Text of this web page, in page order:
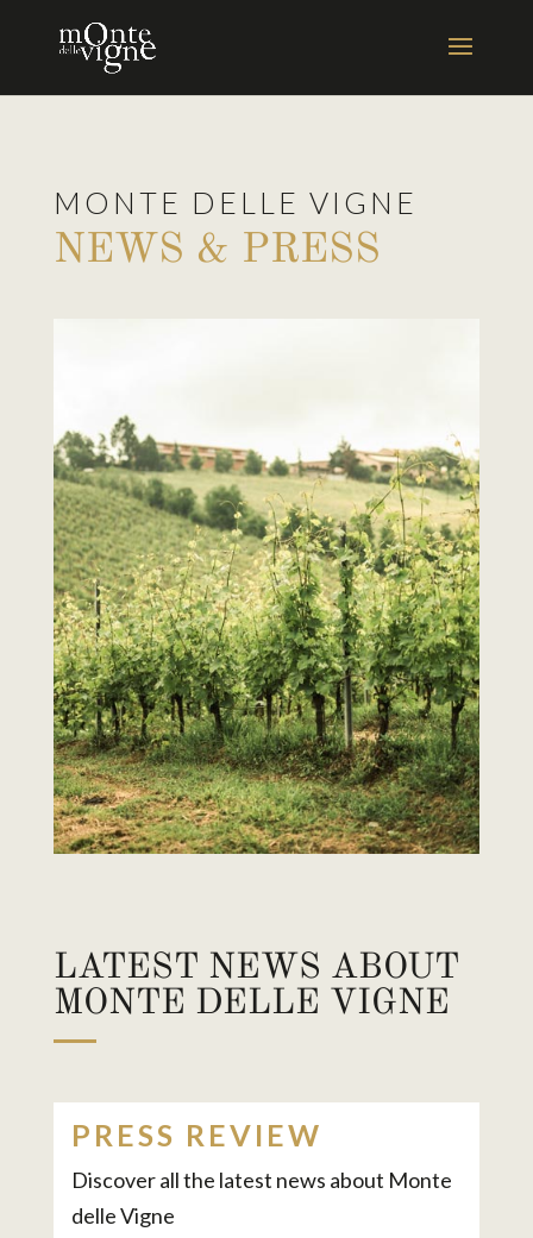
MONTE DELLE VIGNE
NEWS & PRESS
LATEST NEWS ABOUT
MONTE DELLE VIGNE
PRESS REVIEW
Discover all the latest news about Monte
delle Vigne